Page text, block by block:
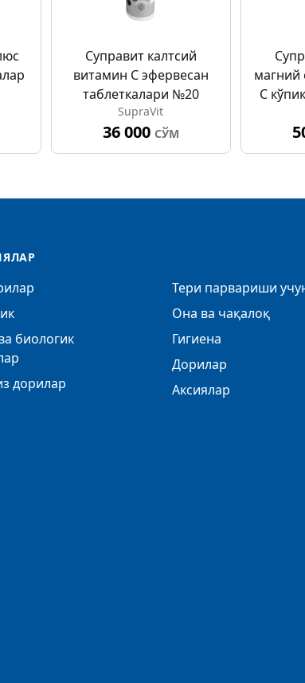
Суправит калтсий
витамин C эфервесан
таблеткалари №20
SupraVit
36 000 СЎМ
магний
C
биологик
дорилар
Тери парвариши
Она ва чақалоқ
Гигиена
Дорилар
Аксиялар